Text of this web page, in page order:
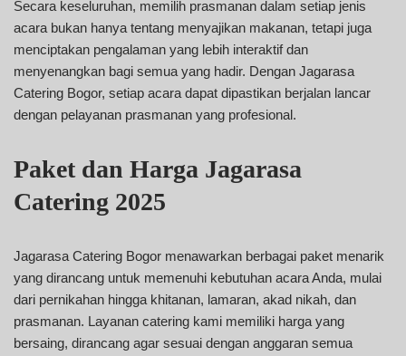
Secara keseluruhan, memilih prasmanan dalam setiap jenis
acara bukan hanya tentang menyajikan makanan, tetapi juga
menciptakan pengalaman yang lebih interaktif dan
menyenangkan bagi semua yang hadir. Dengan Jagarasa
Catering Bogor, setiap acara dapat dipastikan berjalan lancar
dengan pelayanan prasmanan yang profesional.
Paket dan Harga Jagarasa
Catering 2025
Jagarasa Catering Bogor menawarkan berbagai paket menarik
yang dirancang untuk memenuhi kebutuhan acara Anda, mulai
dari pernikahan hingga khitanan, lamaran, akad nikah, dan
prasmanan. Layanan catering kami memiliki harga yang
bersaing, dirancang agar sesuai dengan anggaran semua